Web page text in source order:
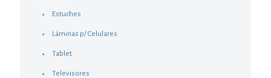
Estuches
Láminas p/ Celulares
Tablet
Televisores